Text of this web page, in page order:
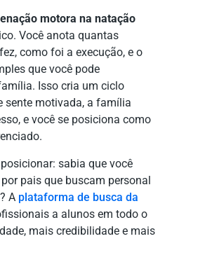
motora na natação
Você anota quantas
como foi a execução, e o
que você pode
Isso cria um ciclo
sente motivada, a família
e você se posiciona como
sabia que você
pais que buscam personal
A plataforma de busca da
a alunos em todo o
mais credibilidade e mais